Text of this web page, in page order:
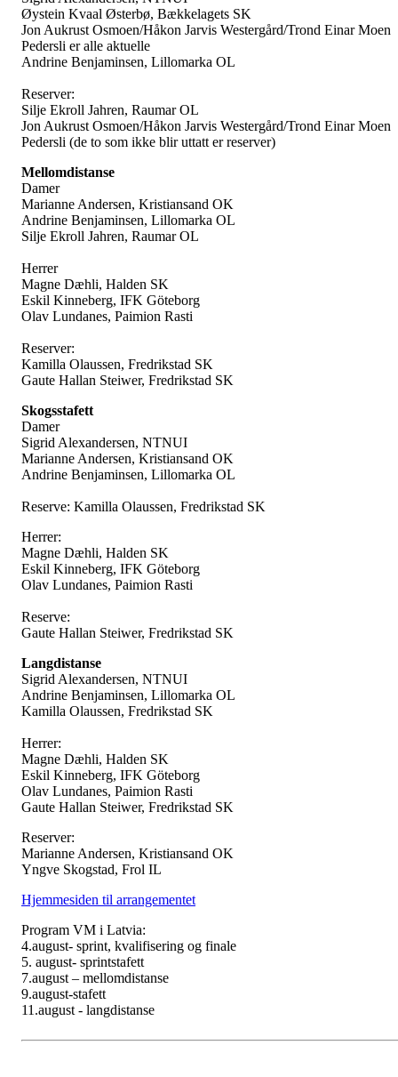
Øystein Kvaal Østerbø, Bækkelagets SK
Jon Aukrust Osmoen/Håkon Jarvis Westergård/Trond Einar Moen
Pedersli er alle aktuelle
Andrine Benjaminsen, Lillomarka OL
Reserver:
Silje Ekroll Jahren, Raumar OL
Jon Aukrust Osmoen/Håkon Jarvis Westergård/Trond Einar Moen
Pedersli (de to som ikke blir uttatt er reserver)
Mellomdistanse
Damer
Marianne Andersen, Kristiansand OK
Andrine Benjaminsen, Lillomarka OL
Silje Ekroll Jahren, Raumar OL
Herrer
Magne Dæhli, Halden SK
Eskil Kinneberg, IFK Göteborg
Olav Lundanes, Paimion Rasti
Reserver:
Kamilla Olaussen, Fredrikstad SK
Gaute Hallan Steiwer, Fredrikstad SK
Skogsstafett
Damer
Sigrid Alexandersen, NTNUI
Marianne Andersen, Kristiansand OK
Andrine Benjaminsen, Lillomarka OL
Reserve: Kamilla Olaussen, Fredrikstad SK
Herrer:
Magne Dæhli, Halden SK
Eskil Kinneberg, IFK Göteborg
Olav Lundanes, Paimion Rasti
Reserve:
Gaute Hallan Steiwer, Fredrikstad SK
Langdistanse
Sigrid Alexandersen, NTNUI
Andrine Benjaminsen, Lillomarka OL
Kamilla Olaussen, Fredrikstad SK
Herrer:
Magne Dæhli, Halden SK
Eskil Kinneberg, IFK Göteborg
Olav Lundanes, Paimion Rasti
Gaute Hallan Steiwer, Fredrikstad SK
Reserver:
Marianne Andersen, Kristiansand OK
Yngve Skogstad, Frol IL
Hjemmesiden til arrangementet
Program VM i Latvia:
4.august- sprint, kvalifisering og finale
5. august- sprintstafett
7.august – mellomdistanse
9.august-stafett
11.august - langdistanse